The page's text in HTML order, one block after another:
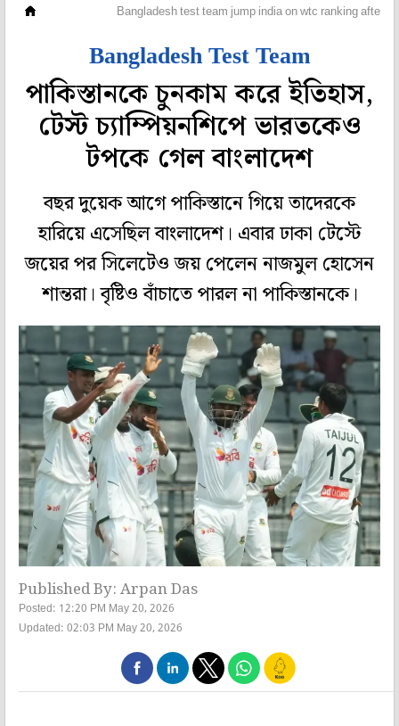
Bangladesh test team jump india on wtc ranking after
Bangladesh Test Team
পাকিস্তানকে চুনকাম করে ইতিহাস,
টেস্ট চ্যাম্পিয়নশিপে ভারতকেও
টপকে গেল বাংলাদেশ
বছর দুয়েক আগে পাকিস্তানে গিয়ে তাদেরকে
হারিয়ে এসেছিল বাংলাদেশ। এবার ঢাকা টেস্টে
জয়ের পর সিলেটেও জয় পেলেন নাজমুল হোসেন
শান্তরা। বৃষ্টিও বাঁচাতে পারল না পাকিস্তানকে।
Published By: Arpan Das
Posted: 12:20 PM May 20, 2026
Updated: 02:03 PM May 20, 2026